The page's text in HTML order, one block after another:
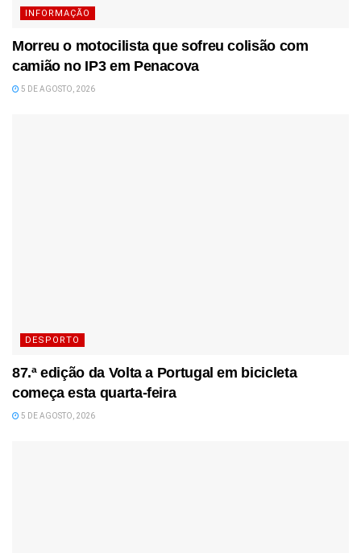
INFORMAÇÃO
Morreu o motocilista que sofreu colisão com
camião no IP3 em Penacova
5 DE AGOSTO, 2026
DESPORTO
87.ª edição da Volta a Portugal em bicicleta
começa esta quarta-feira
5 DE AGOSTO, 2026